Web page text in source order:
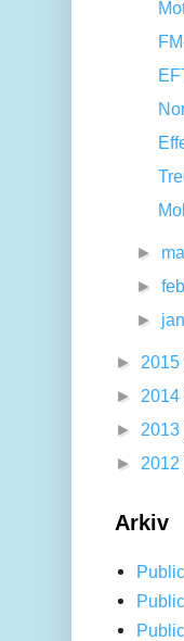
►
►
►
► 2015
► 2014
► 2013
► 2012
Arkiv